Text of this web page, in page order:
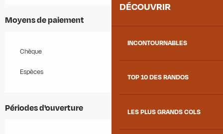
DÉCOUVRIR
INCONTOURNABLES
TOP 10 DES RANDOS
LES PLUS GRANDS COLS
Moyens de paiement
Chèque
Espèces
Périodes d'ouverture